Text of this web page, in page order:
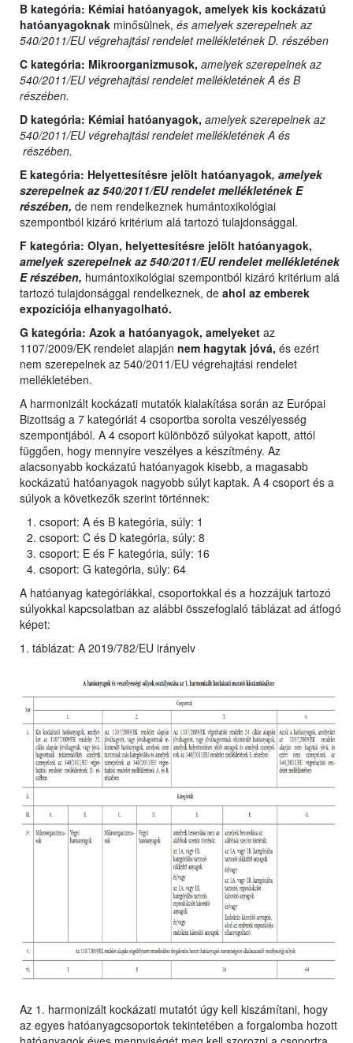
B kategória: Kémiai hatóanyagok, amelyek kis kockázatú
hatóanyagoknak minősülnek, és amelyek szerepelnek az
540/2011/EU végrehajtási rendelet mellékletének D. részében
C kategória: Mikroorganizmusok, amelyek szerepelnek az
540/2011/EU végrehajtási rendelet mellékletének A és B
részében.
D kategória: Kémiai hatóanyagok, amelyek szerepelnek az
540/2011/EU végrehajtási rendelet mellékletének A és
részében.
E kategória: Helyettesítésre jelölt hatóanyagok, amelyek
szerepelnek az 540/2011/EU rendelet mellékletének E
részében, de nem rendelkeznek humántoxikológiai
szempontból kizáró kritérium alá tartozó tulajdonsággal.
F kategória: Olyan, helyettesítésre jelölt hatóanyagok,
amelyek szerepelnek az 540/2011/EU rendelet mellékletének
E részében, humántoxikológiai szempontból kizáró kritérium alá
tartozó tulajdonsággal rendelkeznek, de ahol az emberek
expozíciója elhanyagolható.
G kategória: Azok a hatóanyagok, amelyeket az
1107/2009/EK rendelet alapján nem hagytak jóvá, és ezért
nem szerepelnek az 540/2011/EU végrehajtási rendelet
mellékletében.
A harmonizált kockázati mutatók kialakítása során az Európai
Bizottság a 7 kategóriát 4 csoportba sorolta veszélyesség
szempontjából. A 4 csoport különböző súlyokat kapott, attól
függően, hogy mennyire veszélyes a készítmény. Az
alacsonyabb kockázatú hatóanyagok kisebb, a magasabb
kockázatú hatóanyagok nagyobb súlyt kaptak. A 4 csoport és a
súlyok a következők szerint történnek:
csoport: A és B kategória, súly: 1
csoport: C és D kategória, súly: 8
csoport: E és F kategória, súly: 16
csoport: G kategória, súly: 64
A hatóanyag kategóriákkal, csoportokkal és a hozzájuk tartozó
súlyokkal kapcsolatban az alábbi összefoglaló táblázat ad átfogó
képet:
1. táblázat: A 2019/782/EU irányelv
Az 1. harmonizált kockázati mutatót úgy kell kiszámítani, hogy
az egyes hatóanyagcsoportok tekintetében a forgalomba hozott